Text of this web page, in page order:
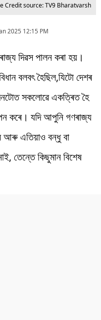
Credit source: TV9 Bharatvarsh
2025 12:15 PM
দিৱস পালন কৰা হয়।
বলবৎ হৈছিল,যিটো দেশৰ
সকলোৱে একত্ৰিত হৈ
কৰে। যদি আপুনি গণৰাজ্য
আৰু এতিয়াও বন্ধু বা
তেন্তে কিছুমান বিশেষ